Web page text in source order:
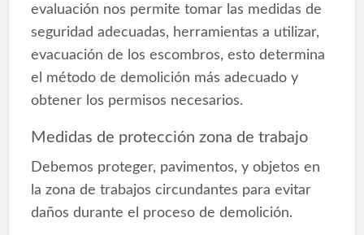
evaluación nos permite tomar las medidas de
seguridad adecuadas, herramientas a utilizar,
evacuación de los escombros, esto determina
el método de demolición más adecuado y
obtener los permisos necesarios.
Medidas de protección zona de trabajo
Debemos proteger, pavimentos, y objetos en
la zona de trabajos circundantes para evitar
daños durante el proceso de demolición.